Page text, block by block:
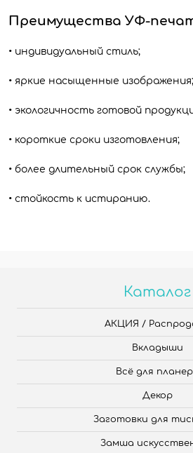
Преимущества УФ-
• индивидуальный стиль;
• яркие насыщенные изображения;
• экологичность готовой
• короткие сроки изготовления;
• более длительный срок службы;
• стойкость к истиранию.
Каталог
АКЦИЯ /
Вкладыши
Всё для
Декор
Заготовки для
Замша